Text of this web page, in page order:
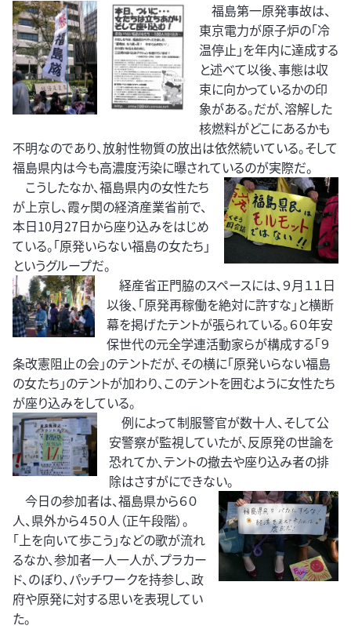
福島第一原発事故は、
東京電力が原子炉の「冷
温停止」を年内に達成する
と述べて以後、事態は収
束に向かっているかの印
象がある。だが、溶解した
核燃料がどこにあるかも
不明なのであり、放射性物質の放出は依然続いている。そして
福島県内は今も高濃度汚染に曝されているのが実際だ。
こうしたなか、福島県内の女性たち
が上京し、霞ヶ関の経済産業省前で、
本日10月27日から座り込みをはじめ
ている。「原発いらない福島の女たち」
というグループだ。
経産省正門脇のスペースには、９月１１日
以後、「原発再稼働を絶対に許すな」と横断
幕を掲げたテントが張られている。６０年安
保世代の元全学連活動家らが構成する「９
条改憲阻止の会」のテントだが、その横に「原発いらない福島
の女たち」のテントが加わり、このテントを囲むように女性たち
が座り込みをしている。
例によって制服警官が数十人、そして公
安警察が監視していたが、反原発の世論を
恐れてか、テントの撤去や座り込み者の排
除はさすがにできない。
今日の参加者は、福島県から６０
人、県外から４５０人（正午段階）。
「上を向いて歩こう」などの歌が流れ
るなか、参加者一人一人が、プラカー
ド、のぼり、パッチワークを持参し、政
府や原発に対する思いを表現してい
た。